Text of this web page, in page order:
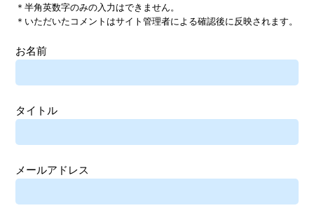
＊半角英数字のみの入力はできません。
＊いただいたコメントはサイト管理者による確認後に反映されます。
お名前
タイトル
メールアドレス